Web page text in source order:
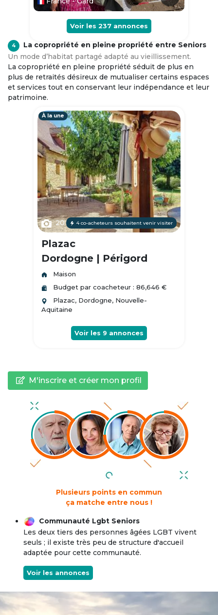
Voir les 237 annonces
4
La copropriété en pleine propriété entre Seniors
Un mode d’habitat partagé adapté au vieillissement.
La copropriété en pleine propriété séduit de plus en
plus de retraités désireux de mutualiser certains espaces
et services tout en conservant leur indépendance et leur
patrimoine.
À la une
20 4 co-acheteurs souhaitent venir visiter
Plazac
Dordogne | Périgord
Maison
Budget par coacheteur : 86,646 €
Plazac, Dordogne, Nouvelle-
Aquitaine
Voir les 9 annonces
M'inscrire et créer mon profil
Plusieurs points en commun
ça matche entre nous !
Communauté Lgbt Seniors
Les deux tiers des personnes âgées LGBT vivent
seuls ; il existe très peu de structure d'accueil
adaptée pour cette communauté.
Voir les annonces